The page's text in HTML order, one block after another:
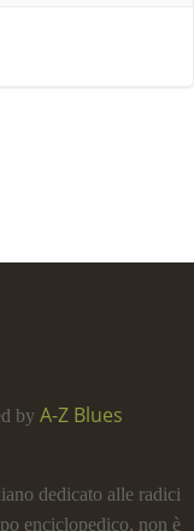
by A-Z Blues
dedicato alle radici
enciclopedico, non è